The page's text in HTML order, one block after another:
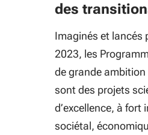
des
Imaginés et lancés
2023, les
de grande ambition
sont des projets
d’excellence, à
sociétal,